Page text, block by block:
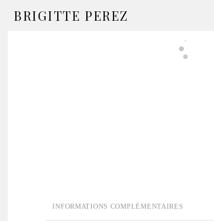
BRIGITTE PEREZ
INFORMATIONS COMPLÉMENTAIRES